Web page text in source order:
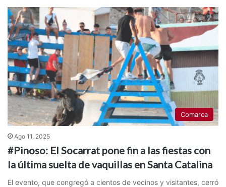
Comarca
Ago 11, 2025
#Pinoso: El Socarrat pone fin a las fiestas con
la última suelta de vaquillas en Santa Catalina
El evento, que congregó a cientos de vecinos y visitantes, cerró